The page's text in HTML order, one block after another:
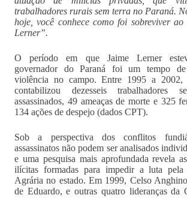
trabalhadores rurais sem terra no Paraná.
hoje, você conhece como foi sobreviver ao
Lerner”.
O período em que Jaime Lerner
governador do Paraná foi um tempo de
violência no campo. Entre 1995 a 2002,
contabilizou dezesseis trabalhadores
assassinados, 49 ameaças de morte e 325
134 ações de despejo (dados CPT).
Sob a perspectiva dos conflitos
assassinatos não podem ser analisados
e uma pesquisa mais aprofundada revela
ilícitas formadas para impedir a luta pela
Agrária no estado. Em 1999, Celso
de Eduardo, e outras quatro lideranças da